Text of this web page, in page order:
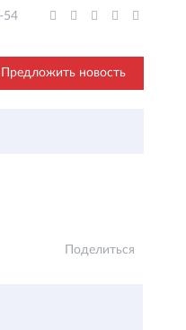
54
Предложить новость
Поделиться